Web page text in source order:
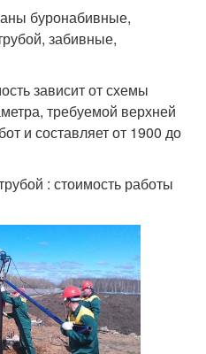
буронабивные,
забивные,
зависит от схемы
требуемой верхней
и составляет от 1900 до
: стоимость работы